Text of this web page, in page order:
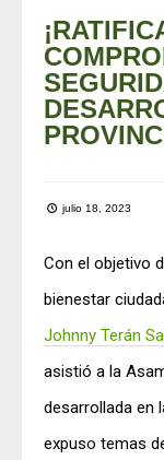
julio 18, 2023
Con el objetivo
bienestar
Johnny Terán
asistió a la
desarrollada en
expuso temas